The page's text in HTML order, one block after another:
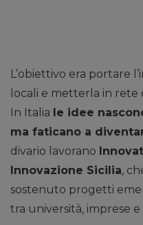
L’obiettivo era portare
locali e metterla in rete
In Italia le idee
ma faticano a
divario lavorano
Innovazione Sicilia,
sostenuto progetti
tra università, imprese e